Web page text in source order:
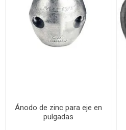
Ánodo de zinc para eje en
pulgadas